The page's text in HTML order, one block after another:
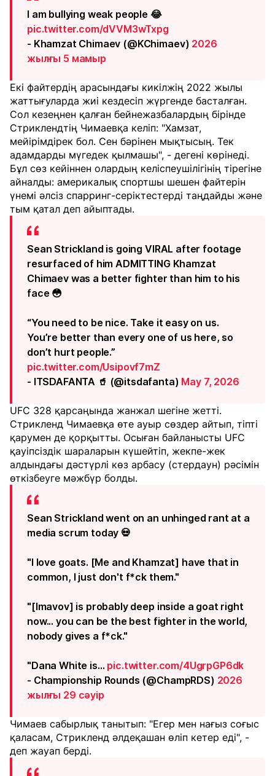
I am bullying weak people 😂
pic.twitter.com/dVVM3wTxpg
- Khamzat Chimaev (@KChimaev) 2026
жылғы 5 мамыр
Екі файтердің арасындағы кикілжің 2022 жылы
жаттығуларда жиі кездесіп жүргенде басталған.
Сол кезеңнен қалған бейнежазбалардың бірінде
Стриклендтің Чимаевқа келіп: "Хамзат,
мейірімдірек бол. Сен бәрінен мықтысың. Тек
адамдарды мүгедек қылмашы", - дегені көрінеді.
Бұл сөз кейіннен олардың келіспеушілігінің тірегіне
айналды: америкалық спортшы шешен файтерін
үнемі әлсіз спарринг-серіктестерді таңдайды және
тым қатал деп айыптады.
Sean Strickland is going VIRAL after footage
resurfaced of him ADMITTING Khamzat
Chimaev was a better fighter than him to his
face 😳
“You need to be nice. Take it easy on us.
You’re better than every one of us here, so
don’t hurt people.”
pic.twitter.com/Usipovf7mZ
- ITSDAFANTA 🥤 (@itsdafanta) May 7, 2026
UFC 328 қарсаңында жанжал шегіне жетті.
Стрикленд Чимаевқа өте ауыр сөздер айтып, тіпті
қарумен де қорқытты. Осыған байланысты UFC
қауіпсіздік шараларын күшейтіп, жекпе-жек
алдындағы дәстүрлі көз арбасу (стердаун) рәсімін
өткізбеуге мәжбүр болды.
Sean Strickland went on an unhinged rant at a
media scrum today 💀
"I love goats. [Me and Khamzat] have that in
common, I just don't f*ck them."
"[Imavov] is probably deep inside a goat right
now... you can be the best fighter in the world,
nobody gives a f*ck."
"Dana White is… pic.twitter.com/4UgrpGP6dk
- Championship Rounds (@ChampRDS) 2026
жылғы 29 сәуір
Чимаев сабырлық танытып: "Егер мен нағыз соғыс
қаласам, Стрикленд әлдеқашан өліп кетер еді", -
деп жауап берді.